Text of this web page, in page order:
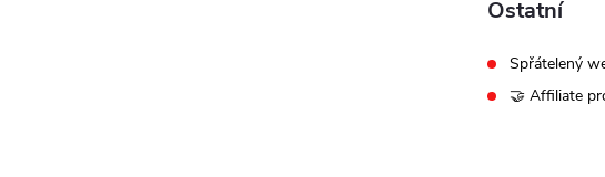
Ostatní
Spřátelený
🤝 Affiliate